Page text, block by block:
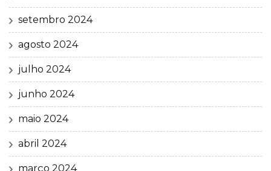
setembro 2024
agosto 2024
julho 2024
junho 2024
maio 2024
abril 2024
março 2024